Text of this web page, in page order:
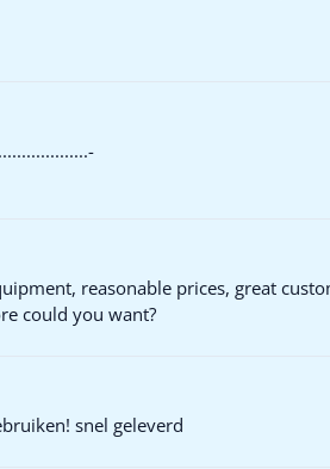
reasonable prices, great
could you want?
snel geleverd